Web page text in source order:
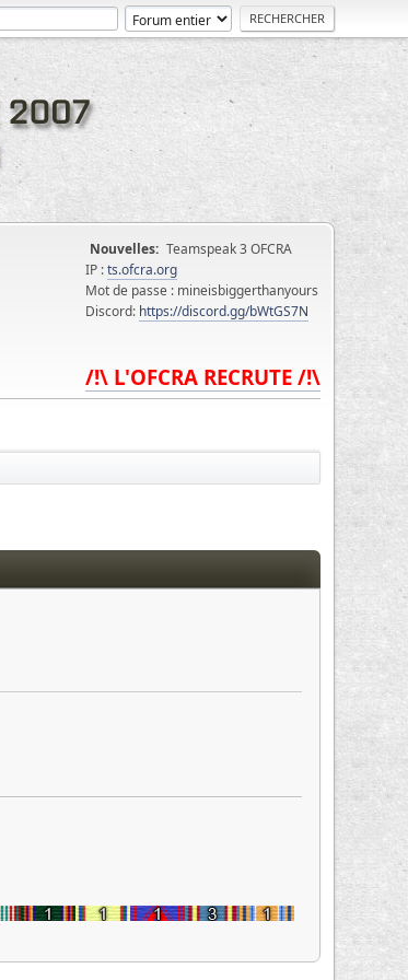
Nouvelles: Teamspeak 3 OFCRA
IP :ts.ofcra.org
Mot de passe : mineisbiggerthanyours
Discord: https://discord.gg/bWtGS7N
/!\ L'OFCRA RECRUTE /!\